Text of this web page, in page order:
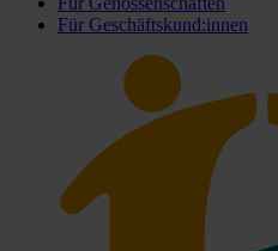
Für Geschäftskund:innen